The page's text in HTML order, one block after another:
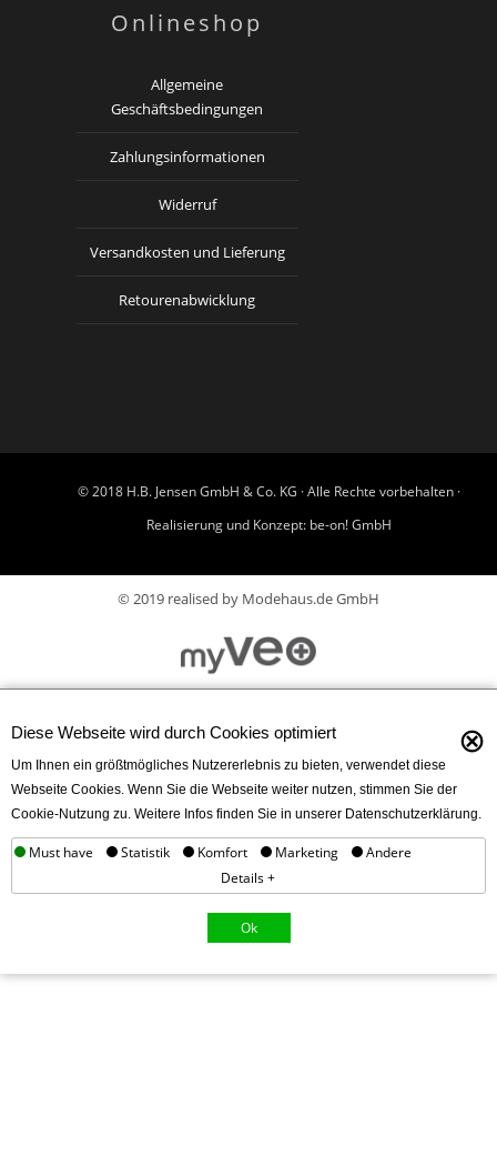
Onlineshop
Allgemeine
Geschäftsbedingungen
Zahlungsinformationen
Widerruf
Versandkosten und Lieferung
Retourenabwicklung
© 2018 H.B. Jensen GmbH & Co. KG · Alle Rechte vorbehalten ·
Realisierung und Konzept: be-on! GmbH
© 2019 realised by Modehaus.de GmbH
Diese Webseite wird durch Cookies optimiert ⊗
Um Ihnen ein größtmögliches Nutzererlebnis zu bieten, verwendet diese
Webseite Cookies. Wenn Sie die Webseite weiter nutzen, stimmen Sie der
Cookie-Nutzung zu. Weitere Infos finden Sie in unserer Datenschutzerklärung.
Must have Statistik Komfort Marketing
Andere
Details +
Ok